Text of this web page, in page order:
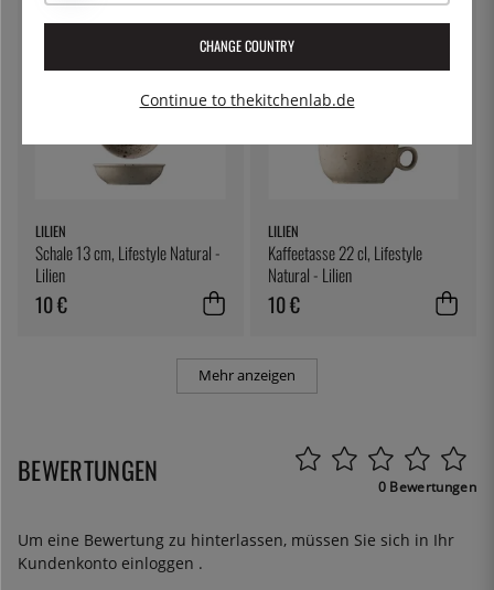
LILIEN
Schale 13 cm, Lifestyle Natural -
Lilien
10 €
LILIEN
Kaffeetasse 22 cl, Lifestyle
Natural - Lilien
10 €
Mehr anzeigen
BEWERTUNGEN 0 Bewertungen
Um eine Bewertung zu hinterlassen, müssen Sie sich in Ihr
Kundenkonto einloggen .
CHANGE COUNTRY
Continue to thekitchenlab.de